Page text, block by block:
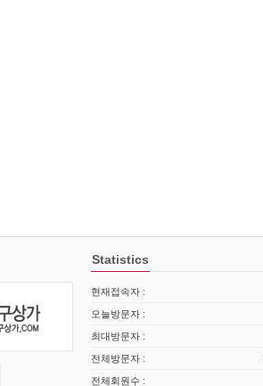
Statistics
현재접속자 :
오늘방문자 :
최대방문자 :
전체방문자 :
전체회원수 :